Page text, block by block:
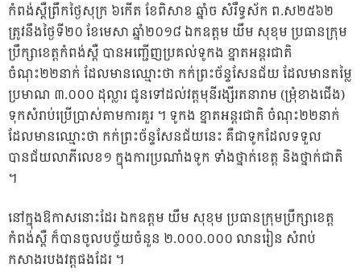
កំពង់ស្ពឺព្រឹកថ្ងៃសុក្រ ៦កើត ខែពិសាខ ឆ្នាំច សំរឹទ្ធស័ក ព.ស២៥៦២
ត្រូវនឹងថ្ងៃទី២០ ខែមេសា ឆ្នាំ២០១៨ ឯកឧត្តម យឹម សុខុម ប្រធានក្រុម
ប្រឹក្សាខេត្តកំពង់ស្ពឺ បានអញ្ជើញប្រគល់ទូកង ខ្នាតអន្តរជាតិ
ចំណុះ២២នាក់ ដែលមានឈ្មោះថា កក់ព្រះច័ន្ទសែនជ័យ ដែលមានតម្លៃ
ប្រមាណ ៣.០០០ ដុល្លារ ជូនទៅដល់វត្តមុនីរង្សីរតនារាម (ម្រុំខាងជើង)
ទុកសំរាប់ប្រើប្រាស់តាមការគួរ ។ ទូកង ខ្នាតអន្តរជាតិ ចំណុះ២២នាក់
ដែលមានឈ្មោះថា កក់ព្រះច័ន្ទសែនជ័យនេះ គឺជាទូកដែលទទួល
បានជ័យលាភីលេខ១ ក្នុងការប្រណាំងទូក ទាំងថ្នាក់ខេត្ត និងថ្នាក់ជាតិ
។
នៅក្នុងឱកាសនោះដែរ ឯកឧត្តម យឹម សុខុម ប្រធានក្រុមប្រឹក្សាខេត្ត
កំពង់ស្ពឺ ក៏បានចូលបច្ច័យចំនួន ២.០០០.០០០ លានរៀន សំរាប់
កសាងរបងវត្តផងដែរ ។